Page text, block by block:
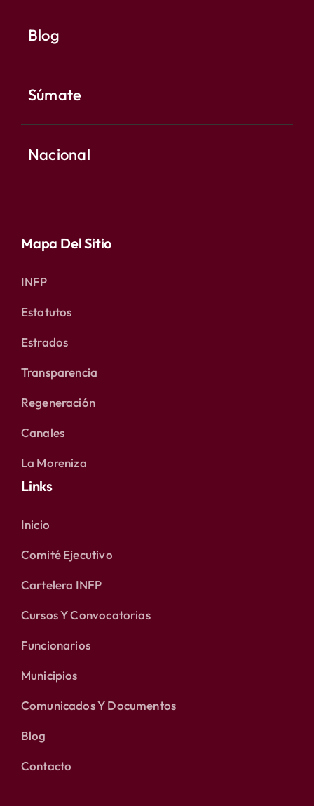
Blog
Súmate
Nacional
Mapa Del Sitio
INFP
Estatutos
Estrados
Transparencia
Regeneración
Canales
La Moreniza
Links
Inicio
Comité Ejecutivo
Cartelera INFP
Cursos Y Convocatorias
Funcionarios
Municipios
Comunicados Y Documentos
Blog
Contacto